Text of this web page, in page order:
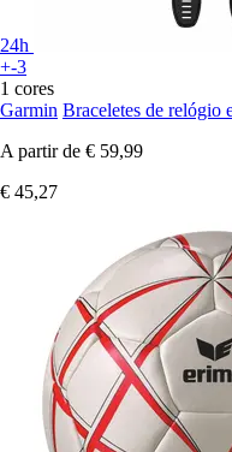
24h
+-3
1 cores
Garmin Braceletes de
A partir de € 59,99
€ 45,27